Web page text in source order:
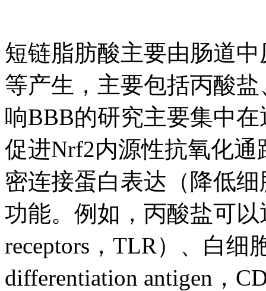
短链脂肪酸主要由肠道
等产生，主要包括丙酸
响BBB的研究主要集中
促进Nrf2内源性抗氧化
密连接蛋白表达（降低
功能。例如，丙酸盐可
receptors，TLR）、白细
differentiation antigen，